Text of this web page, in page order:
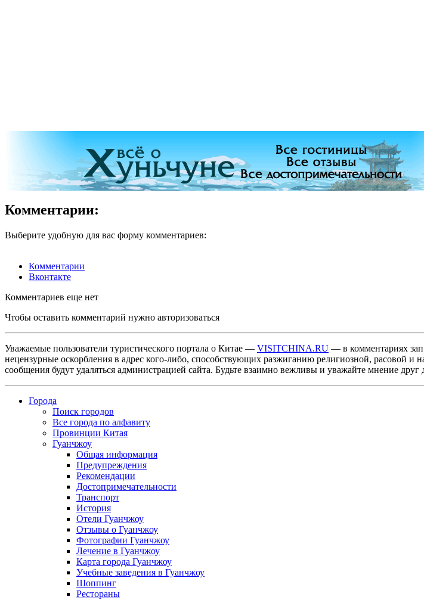
Комментарии:
Выберите удобную для вас форму комментариев:
Комментарии
Вконтакте
Комментариев еще нет
Чтобы оставить комментарий нужно авторизоваться
Уважаемые пользователи туристического портала о Китае — VISITCHINA.RU — в комментариях
нецензурные оскорбления в адрес кого-либо, способствующих разжиганию религиозной, расовой
сообщения будут удаляться администрацией сайта. Будьте взаимно вежливы и уважайте мнение
Города
Поиск городов
Все города по алфавиту
Провинции Китая
Гуанчжоу
Общая информация
Предупреждения
Рекомендации
Достопримечательности
Транспорт
История
Отели Гуанчжоу
Отзывы о Гуанчжоу
Фотографии Гуанчжоу
Лечение в Гуанчжоу
Карта города Гуанчжоу
Учебные заведения в Гуанчжоу
Шоппинг
Рестораны